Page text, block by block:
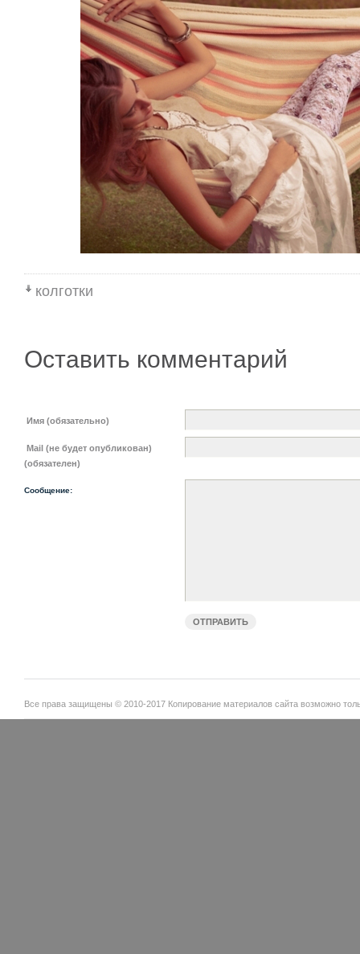
колготки
Оставить комментарий
Имя (обязательно)
Mail (не будет опубликован)
(обязателен)
Сообщение:
Все права защищены © 2010-2017 Копирование материалов сайта возможно